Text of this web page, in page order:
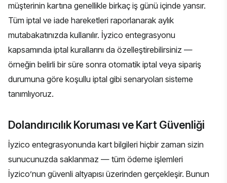
müşterinin kartına genellikle birkaç iş günü içinde yansır.
Tüm iptal ve iade hareketleri raporlanarak aylık
mutabakatınızda kullanılır. İyzico entegrasyonu
kapsamında iptal kurallarını da özelleştirebilirsiniz —
örneğin belirli bir süre sonra otomatik iptal veya sipariş
durumuna göre koşullu iptal gibi senaryoları sisteme
tanımlıyoruz.
Dolandırıcılık Koruması ve Kart Güvenliği
İyzico entegrasyonunda kart bilgileri hiçbir zaman sizin
sunucunuzda saklanmaz — tüm ödeme işlemleri
İyzico’nun güvenli altyapısı üzerinden gerçekleşir. Bunun